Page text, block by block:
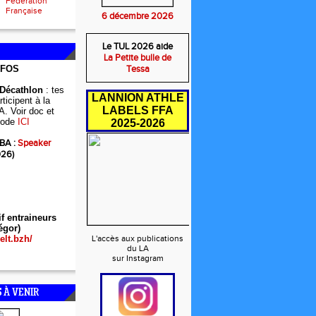
Française
: tes
à la
Voir doc et
ICI
:Speaker
entraineurs
À VENIR
6 décembre 2026
Le TUL 2026 aide
La Petite bulle de
Tessa
LANNION ATHLE
LABELS FFA
2025-2026
L'accès aux publications
du LA
sur Instagram